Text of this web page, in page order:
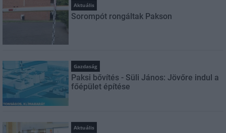
Aktuális
Sorompót rongáltak Pakson
Gazdaság
Paksi bővítés - Süli János: Jövőre indul a
főépület építése
Aktuális